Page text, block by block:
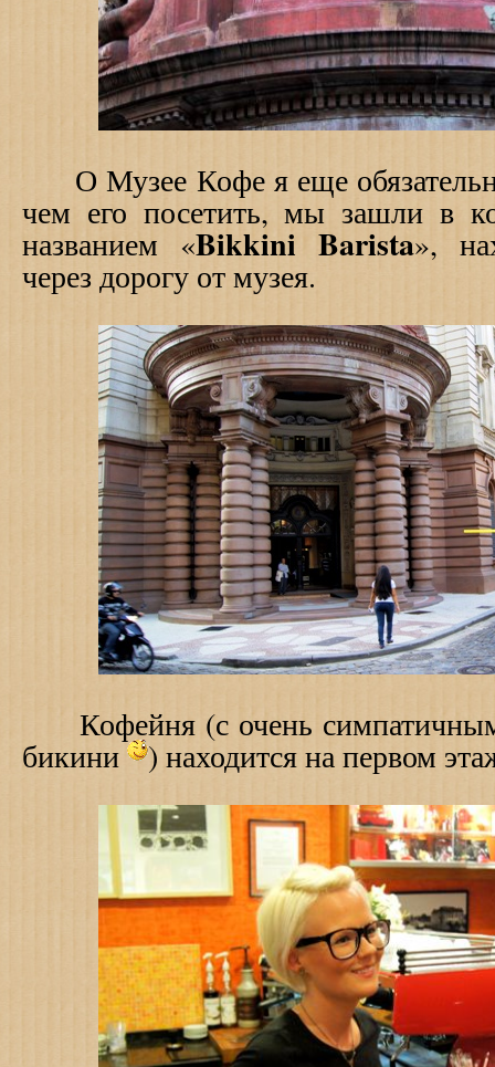
О Музее Кофе я еще
чем его посетить, мы зашли в
названием «Bikkini Barista»,
через дорогу от музея.
Кофейня (с очень
бикини ) находится на первом